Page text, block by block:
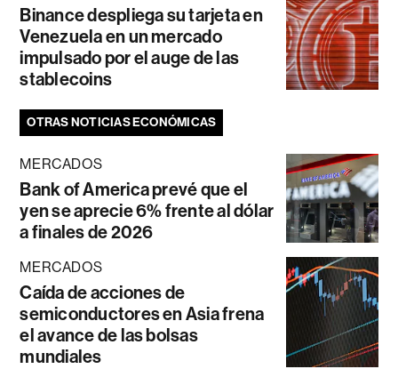
Binance despliega su tarjeta en
Venezuela en un mercado
impulsado por el auge de las
stablecoins
OTRAS NOTICIAS ECONÓMICAS
MERCADOS
Bank of America prevé que el
yen se aprecie 6% frente al dólar
a finales de 2026
MERCADOS
Caída de acciones de
semiconductores en Asia frena
el avance de las bolsas
mundiales